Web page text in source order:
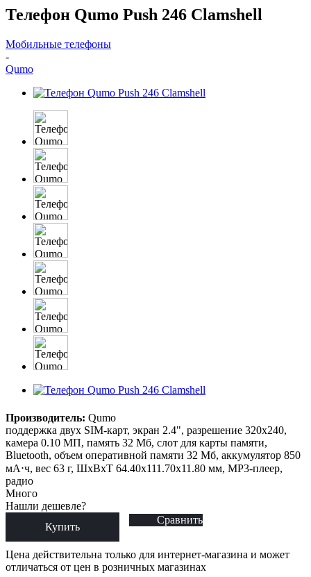
Телефон Qumo Push 246 Clamshell
Мобильные телефоны
-
Qumo
Производитель: Qumo
поддержка двух SIM-карт, экран 2.4", разрешение 320x240,
камера 0.10 МП, память 32 Мб, слот для карты памяти,
Bluetooth, объем оперативной памяти 32 Мб, аккумулятор 850
мА⋅ч, вес 63 г, ШxВxТ 64.40x111.70x11.80 мм, MP3-плеер,
радио
Много
Нашли дешевле?
Купить
Сравнить
Цена действительна только для интернет-магазина и может
отличаться от цен в розничных магазинах